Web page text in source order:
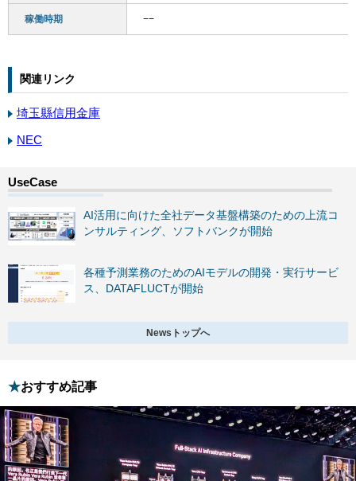
稼働時期 −−
関連リンク
埼玉縣信用金庫
NEC
AI活用に向けた全社データ基盤構築のための上流コ
ンサルティング、ソフトバンクが開始
各種予測業務のためのAIモデルの開発・実行サービ
ス、DATAFLUCTが開始
Newsトップへ
おすすめ記事